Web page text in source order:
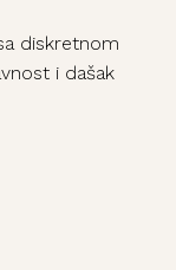
diskretnom
i dašak